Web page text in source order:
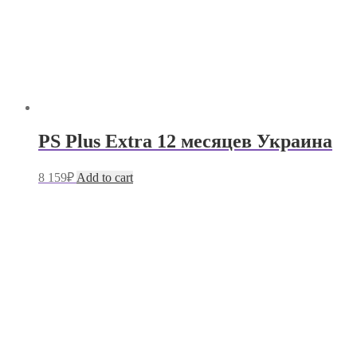
PS Plus Extra 12 месяцев Украина
8 159₽ Add to cart